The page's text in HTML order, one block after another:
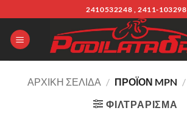
στο
περιεχόμενο
2410532248 , 2411-103298
ΑΡΧΙΚΉ ΣΕΛΊΔΑ / ΠΡΟΪΌΝ MPN /
ΦΙΛΤΡΆΡΙΣΜΑ